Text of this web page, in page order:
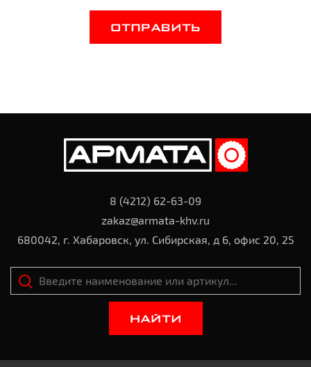
ОТПРАВИТЬ
8 (4212) 62-63-09
zakaz@armata-khv.ru
680042, г. Хабаровск, ул. Сибирская, д 6, офис 20, 25
НАЙТИ